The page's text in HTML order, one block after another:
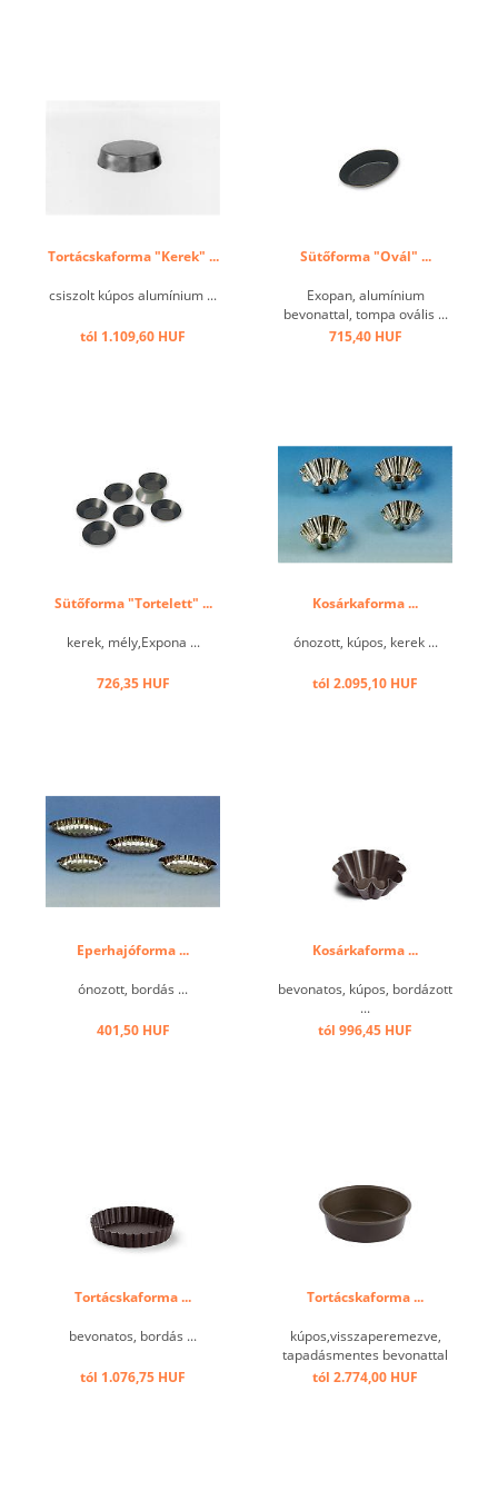
Tortácskaforma "Kerek" ...
csiszolt kúpos alumínium ...
tól 1.109,60 HUF
Sütőforma "Ovál" ...
Exopan, alumínium
bevonattal, tompa ovális ...
715,40 HUF
Sütőforma "Tortelett" ...
kerek, mély,Expona ...
726,35 HUF
Kosárkaforma ...
ónozott, kúpos, kerek ...
tól 2.095,10 HUF
Eperhajóforma ...
ónozott, bordás ...
401,50 HUF
Kosárkaforma ...
bevonatos, kúpos, bordázott
...
tól 996,45 HUF
Tortácskaforma ...
bevonatos, bordás ...
tól 1.076,75 HUF
Tortácskaforma ...
kúpos,visszaperemezve,
tapadásmentes bevonattal
...
tól 2.774,00 HUF